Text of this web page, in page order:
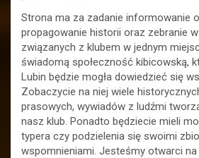
Strona ma za zadanie informowanie
propagowanie historii oraz zebranie
związanych z klubem w jednym
świadomą społeczność kibicowską,
Lubin będzie mogła dowiedzieć się
Zobaczycie na niej wiele
prasowych, wywiadów z ludźmi
nasz klub. Ponadto będziecie mieli
typera czy podzielenia się swoimi
wspomnieniami. Jesteśmy otwarci